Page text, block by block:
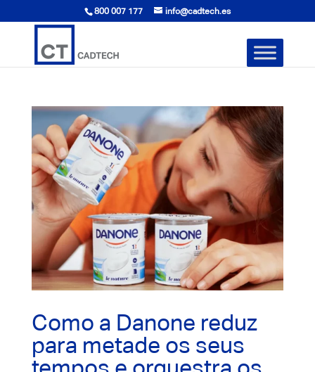
800 007 177 info@cadtech.es
Como a Danone reduz
para metade os seus